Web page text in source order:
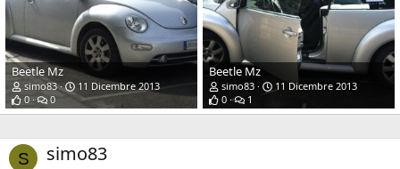
Beetle Mz
simo83
11 Dicembre 2013
0
0
Beetle Mz
simo83
11 Dicembre 2013
0
1
S simo83